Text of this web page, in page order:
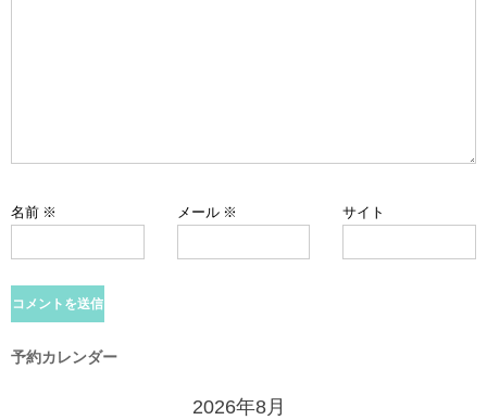
名前 ※ メール ※ サイト
予約カレンダー
2026年8月